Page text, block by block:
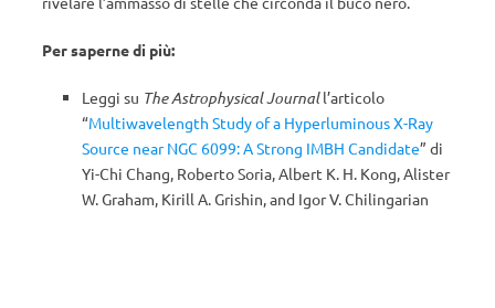
Per saperne di più:
Leggi su The Astrophysical Journall’articolo
“Multiwavelength Study of a Hyperluminous X-Ray
Source near NGC 6099: A Strong IMBH Candidate” di
Yi-Chi Chang, Roberto Soria, Albert K. H. Kong, Alister
W. Graham, Kirill A. Grishin, and Igor V. Chilingarian